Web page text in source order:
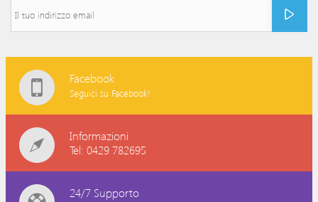
Facebook
Seguici su Facebook!
Informazioni
Tel: 0429 782695
24/7 Supporto